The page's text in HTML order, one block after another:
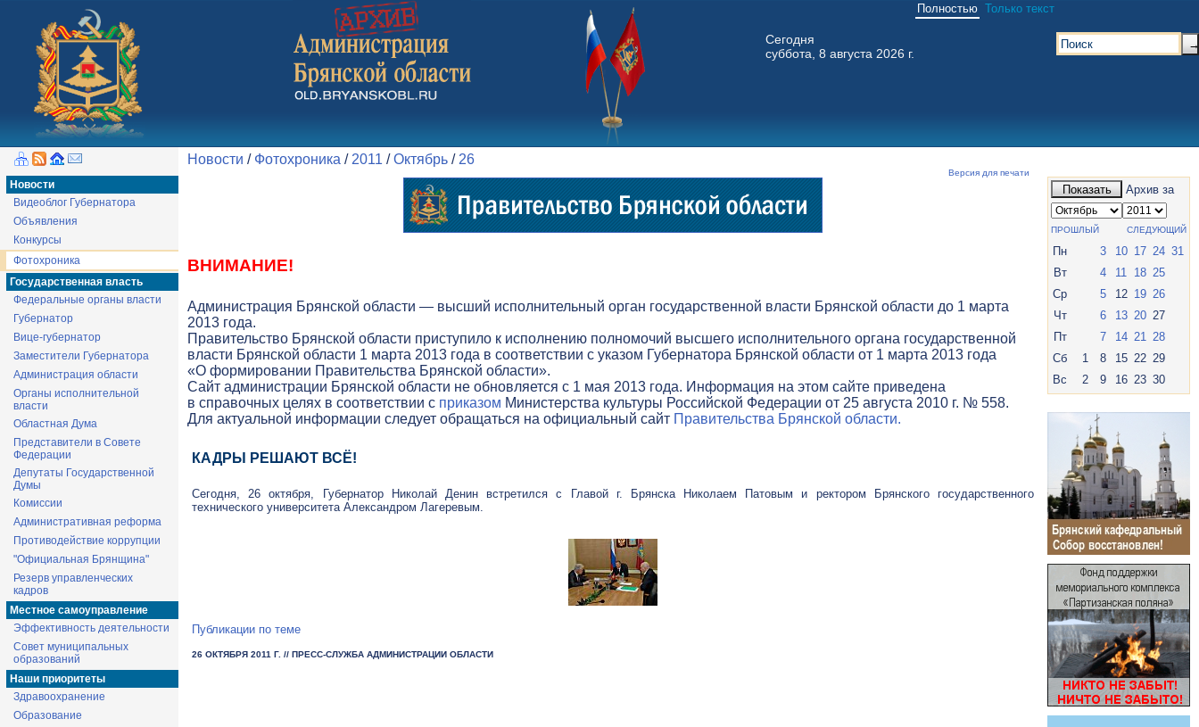
Полностью Только текст
Сегодня
суббота, 8 августа 2026 г.
→
Новости
Видеоблог Губернатора
Объявления
Конкурсы
Фотохроника
Государственная власть
Федеральные органы власти
Губернатор
Вице-губернатор
Заместители Губернатора
Администрация области
Органы исполнительной
власти
Областная Дума
Представители в Совете
Федерации
Депутаты Государственной
Думы
Комиссии
Административная реформа
Противодействие коррупции
"Официальная Брянщина"
Резерв управленческих
кадров
Местное самоуправление
Эффективность деятельности
Совет муниципальных
образований
Наши приоритеты
Здравоохранение
Образование
Новости / Фотохроника / 2011 /Октябрь / 26
Версия для печати
ВНИМАНИЕ!
Администрация Брянской области — высший исполнительный орган государственной власти Брянской области до 1 марта
2013 года.
Правительство Брянской области приступило к исполнению полномочий высшего исполнительного органа государственной
власти Брянской области 1 марта 2013 года в соответствии с указом Губернатора Брянской области от 1 марта 2013 года
«О формировании Правительства Брянской области».
Cайт администрации Брянской области не обновляется с 1 мая 2013 года. Информация на этом сайте приведена
в справочных целях в соответствии с приказом Министерства культуры Российской Федерации от 25 августа 2010 г. № 558.
Для актуальной информации следует обращаться на официальный сайт Правительства Брянской области.
КАДРЫ РЕШАЮТ ВСЁ!
Сегодня, 26 октября, Губернатор Николай Денин встретился с Главой г. Брянска Николаем Патовым и ректором Брянского государственного
технического университета Александром Лагеревым.
Публикации по теме
26 ОКТЯБРЯ 2011 Г. // ПРЕСС-СЛУЖБА АДМИНИСТРАЦИИ ОБЛАСТИ
Показать Архив за
ПРОШЛЫЙ СЛЕДУЮЩИЙ
Пн 3 10 17 24 31
Вт
4 11 18 25
Ср
5 12 19 26
Чт
6 13 20 27
Пт
7 14 21 28
Сб
1 8 15 22 29
Вс
2 9 16 23 30